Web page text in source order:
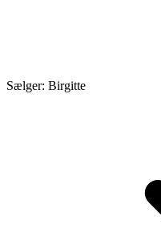
Sælger: Birgitte